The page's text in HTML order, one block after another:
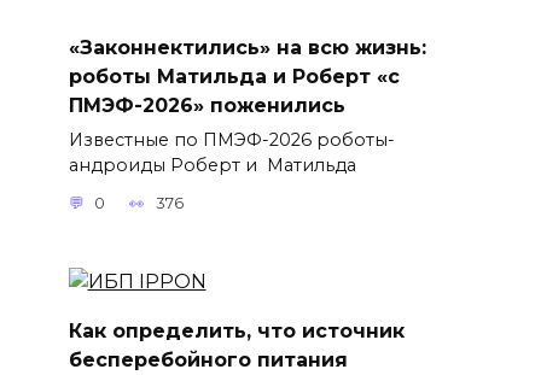
«Законнектились» на всю жизнь:
роботы Матильда и Роберт «с
ПМЭФ-2026» поженились
Известные по ПМЭФ-2026 роботы-
андроиды Роберт и Матильда
0 376
Как определить, что источник
бесперебойного питания